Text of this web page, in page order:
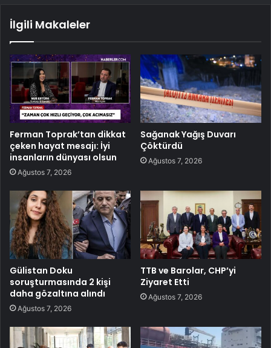
İlgili Makaleler
Ferman Toprak’tan dikkat
çeken hayat mesajı: İyi
insanların dünyası olsun
Ağustos 7, 2026
Sağanak Yağış Duvarı
Çöktürdü
Ağustos 7, 2026
Gülistan Doku
soruşturmasında 2 kişi
daha gözaltına alındı
Ağustos 7, 2026
TTB ve Barolar, CHP’yi
Ziyaret Etti
Ağustos 7, 2026